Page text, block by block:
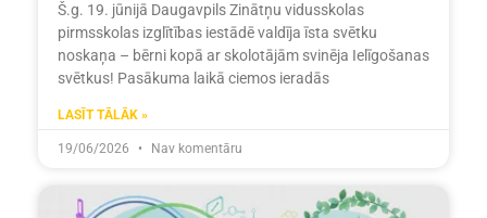
Š.g. 19. jūnijā Daugavpils Zinātņu vidusskolas
pirmsskolas izglītības iestādē valdīja īsta svētku
noskaņa – bērni kopā ar skolotājām svinēja Ielīgošanas
svētkus! Pasākuma laikā ciemos ieradās
LASĪT TĀLĀK »
19/06/2026 Nav komentāru